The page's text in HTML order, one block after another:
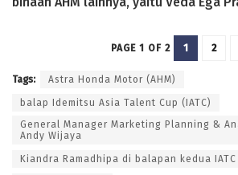
PAGE 1 OF 2 1 2
Tags: Astra Honda Motor (AHM)
balap Idemitsu Asia Talent Cup (IATC)
General Manager Marketing Planning &
Andy Wijaya
Kiandra Ramadhipa di balapan kedua IATC